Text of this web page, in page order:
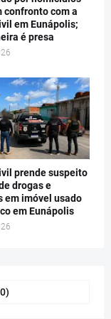
confronto com a
em Eunápolis;
é presa
prende suspeito
drogas e
em imóvel usado
em Eunápolis